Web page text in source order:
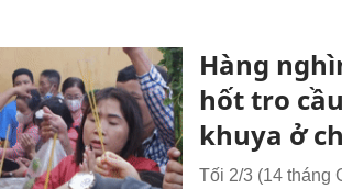
Hàng
hốt tro
khuya ở
Tối 2/3 (14 tháng